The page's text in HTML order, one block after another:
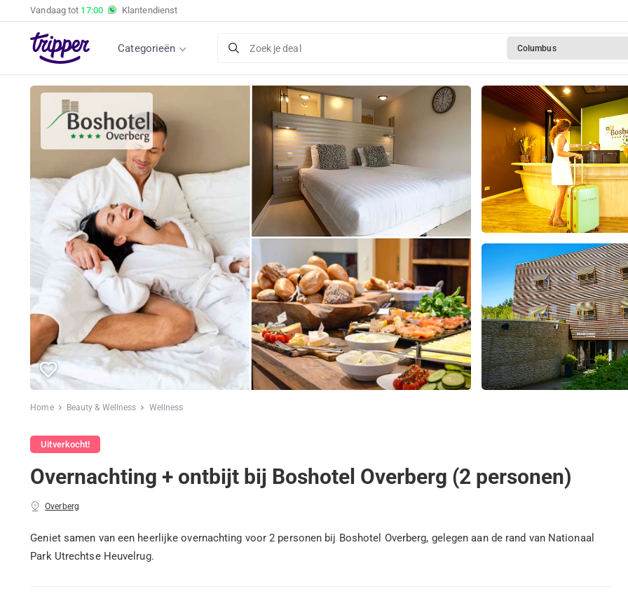
Vandaag tot 17:00 Klantendienst
Categorieën Zoek je deal Columbus
Home Beauty & Wellness Wellness
Uitverkocht!
Overnachting + ontbijt bij Boshotel Overberg (2 personen)
Overberg
Geniet samen van een heerlijke overnachting voor 2 personen bij Boshotel Overberg, gelegen aan de rand van Nationaal
Park Utrechtse Heuvelrug.